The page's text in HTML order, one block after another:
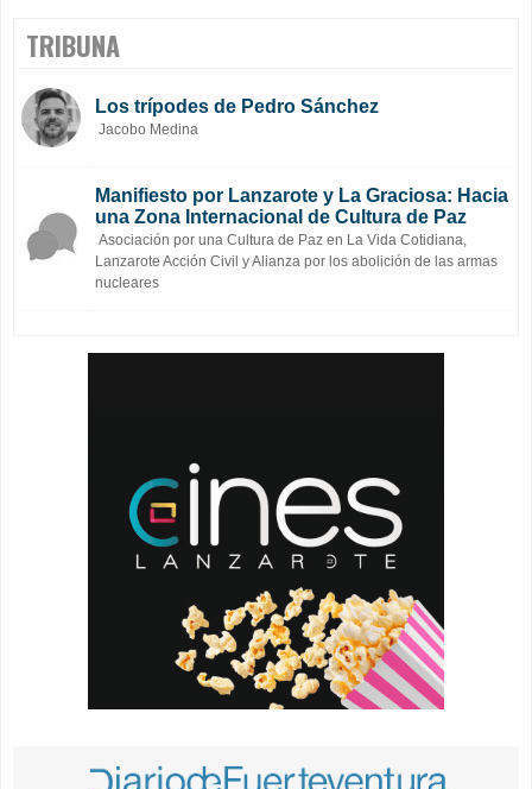
TRIBUNA
Los trípodes de Pedro Sánchez
Jacobo Medina
Manifiesto por Lanzarote y La Graciosa: Hacia
una Zona Internacional de Cultura de Paz
Asociación por una Cultura de Paz en La Vida Cotidiana,
Lanzarote Acción Civil y Alianza por los abolición de las armas
nucleares